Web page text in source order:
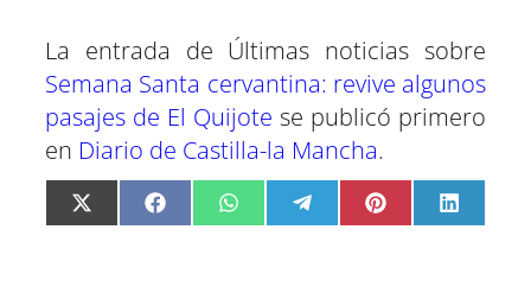
La entrada de Últimas noticias sobre
Semana Santa cervantina: revive algunos
pasajes de El Quijote se publicó primero
en Diario de Castilla-la Mancha.
C
o
X
(
C
o
F
a
C
o
W
h
C
o
e
C
o
P
i
C
o
L
i